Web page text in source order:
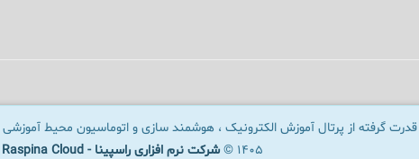
قدرت گرفته از پرتال آموزش الکترونیک ، هوشمند سازی و اتوماسیون محیط آموزشی
1405 ©
شرکت نرم افزاری راسپینا - Raspina Cloud